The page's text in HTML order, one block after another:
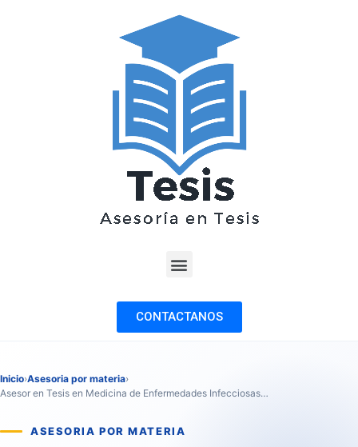
CONTACTANOS
Inicio›Asesoria por materia›
Asesor en Tesis en Medicina de Enfermedades Infecciosas…
ASESORIA POR MATERIA